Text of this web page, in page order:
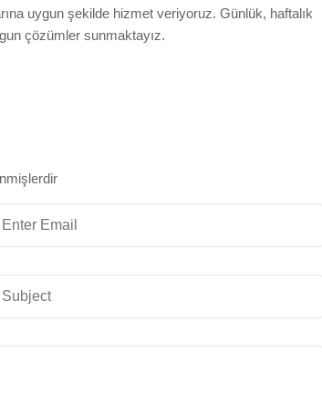
uygun şekilde hizmet veriyoruz. Günlük, haftalık
çözümler sunmaktayız.